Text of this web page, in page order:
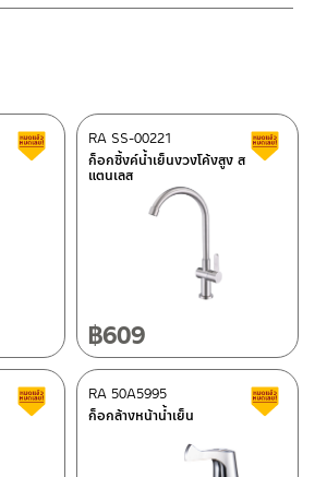
ทองเหลือง แข็งแรงทนทาน ใช้เพียงมือหมุน
ระกัน
มเสียหายให้เกิดขึ้นกับผิวของสินค้าได้
– Bangkok
Bangpongpang, Yannawa,
075-8668 / 091-545-0556
Chiangmai
Doysaked, Chaingmai 50220
>> Click Here<<
Click Here<<
Sales Staff
Us
Clearance sale
ก็อกซิ้งค์น้ำเย็นงวงโค้งสูง ส
แตนเลส
RA SS-00221
฿609
Clearance sale
ก็อกล้างหน้าน้ำเย็น
RA 50A5995